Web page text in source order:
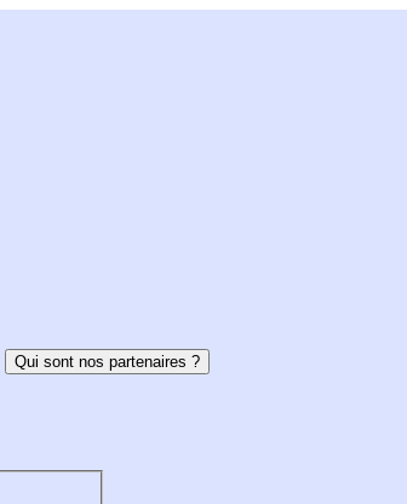
Qui sont nos partenaires ?